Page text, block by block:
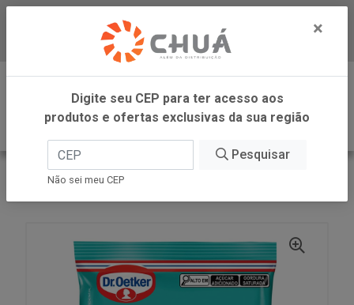
Baixe já nosso APP
0
INÍCIO
DR OETKER BRASIL
×
Digite seu CEP para ter acesso aos
produtos e ofertas exclusivas da sua região
Pesquisar
Não sei meu CEP